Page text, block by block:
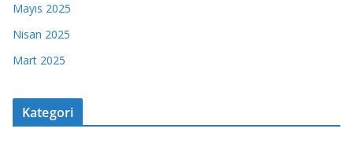
Mayıs 2025
Nisan 2025
Mart 2025
Kategori